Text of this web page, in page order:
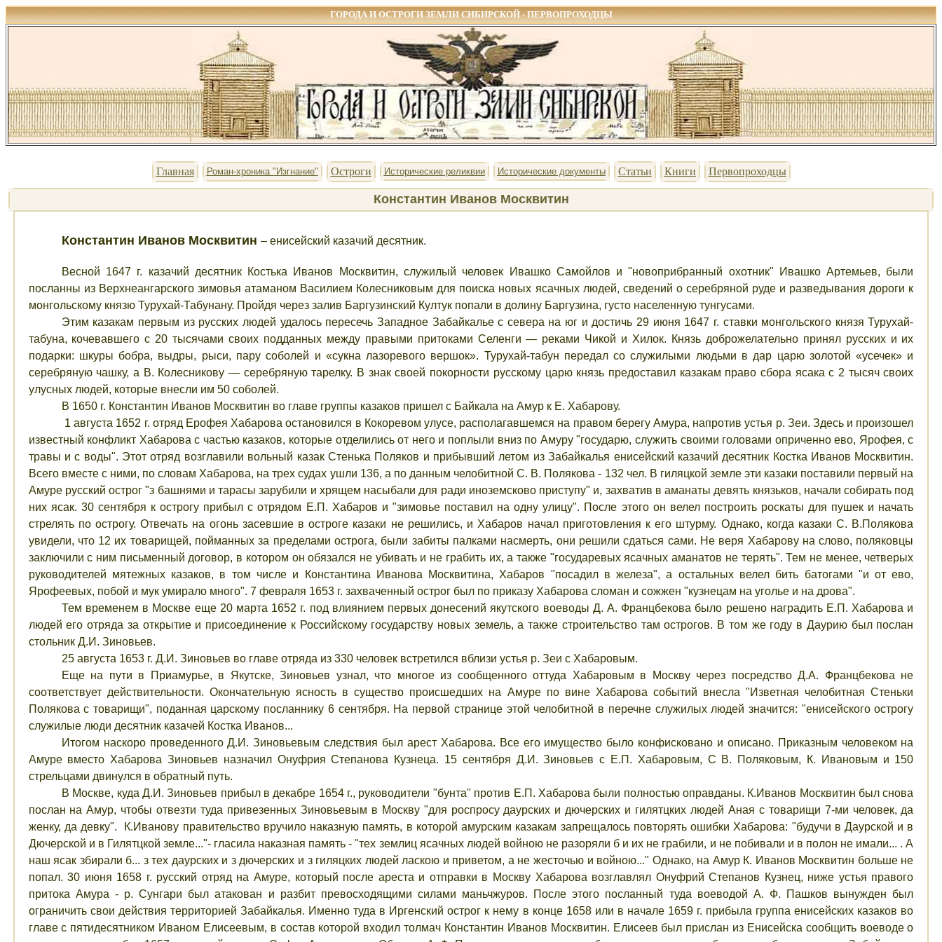
ГОРОДА И ОСТРОГИ ЗЕМЛИ СИБИРСКОЙ - ПЕРВОПРОХОДЦЫ
Главная Роман-хроника "Изгнание" Остроги Исторические реликвии Исторические документы Статьи Книги Первопроходцы
Константин Иванов Москвитин
Константин Иванов Москвитин – енисейский казачий десятник.
Весной 1647 г. казачий десятник Костька Иванов Москвитин, служилый человек Ивашко Самойлов и "новоприбранный охотник" Ивашко Артемьев, были
посланны из Верхнеангарского зимовья атаманом Василием Колесниковым для поиска новых ясачных людей, сведений о серебряной руде и разведывания дороги к
монгольскому князю Турухай-Табунану. Пройдя через залив Баргузинский Култук попали в долину Баргузина, густо населенную тунгусами.
Этим казакам первым из русских людей удалось пересечь Западное Забайкалье с севера на юг и достичь 29 июня 1647 г. ставки монгольского князя Турухай-
табуна, кочевавшего с 20 тысячами своих подданных между правыми притоками Селенги — реками Чикой и Хилок. Князь доброжелательно принял русских и их
подарки: шкуры бобра, выдры, рыси, пару соболей и «сукна лазоревого вершок». Турухай-табун передал со служилыми людьми в дар царю золотой «усечек» и
серебряную чашку, а В. Колесникову — серебряную тарелку. В знак своей покорности русскому царю князь предоставил казакам право сбора ясака с 2 тысяч своих
улусных людей, которые внесли им 50 соболей.
В 1650 г. Константин Иванов Москвитин во главе группы казаков пришел с Байкала на Амур к Е. Хабарову.
1 августа 1652 г. отряд Ерофея Хабарова остановился в Кокоревом улусе, располагавшемся на правом берегу Амура, напротив устья р. Зеи. Здесь и произошел
известный конфликт Хабарова с частью казаков, которые отделились от него и поплыли вниз по Амуру "государю, служить своими головами оприченно ево, Ярофея, с
травы и с воды". Этот отряд возглавили вольный казак Стенька Поляков и прибывший летом из Забайкалья енисейский казачий десятник Костка Иванов Москвитин.
Всего вместе с ними, по словам Хабарова, на трех судах ушли 136, а по данным челобитной С. В. Полякова - 132 чел. В гиляцкой земле эти казаки поставили первый на
Амуре русский острог "з башнями и тарасы зарубили и хрящем насыбали для ради иноземсково приступу" и, захватив в аманаты девять князьков, начали собирать под
них ясак. 30 сентября к острогу прибыл с отрядом Е.П. Хабаров и "зимовье поставил на одну улицу". После этого он велел построить роскаты для пушек и начать
стрелять по острогу. Отвечать на огонь засевшие в остроге казаки не решились, и Хабаров начал приготовления к его штурму. Однако, когда казаки С. В.Полякова
увидели, что 12 их товарищей, пойманных за пределами острога, были забиты палками насмерть, они решили сдаться сами. Не веря Хабарову на слово, поляковцы
заключили с ним письменный договор, в котором он обязался не убивать и не грабить их, а также "государевых ясачных аманатов не терять". Тем не менее, четверых
руководителей мятежных казаков, в том числе и Константина Иванова Москвитина, Хабаров "посадил в железа", а остальных велел бить батогами "и от ево,
Ярофеевых, побой и мук умирало много". 7 февраля 1653 г. захваченный острог был по приказу Хабарова сломан и сожжен "кузнецам на уголье и на дрова".
Тем временем в Москве еще 20 марта 1652 г. под влиянием первых донесений якутского воеводы Д. А. Францбекова было решено наградить Е.П. Хабарова и
людей его отряда за открытие и присоединение к Российскому государству новых земель, а также строительство там острогов. В том же году в Даурию был послан
стольник Д.И. Зиновьев.
25 августа 1653 г. Д.И. Зиновьев во главе отряда из 330 человек встретился вблизи устья р. Зеи с Хабаровым.
Еще на пути в Приамурье, в Якутске, Зиновьев узнал, что многое из сообщенного оттуда Хабаровым в Москву через посредство Д.А. Францбекова не
соответствует действительности. Окончательную ясность в существо происшедших на Амуре по вине Хабарова событий внесла "Изветная челобитная Стеньки
Полякова с товарищи", поданная царскому посланнику 6 сентября. На первой странице этой челобитной в перечне служилых людей значится: "енисейского острогу
служилые люди десятник казачей Костка Иванов...
Итогом наскоро проведенного Д.И. Зиновьевым следствия был арест Хабарова. Все его имущество было конфисковано и описано. Приказным человеком на
Амуре вместо Хабарова Зиновьев назначил Онуфрия Степанова Кузнеца. 15 сентября Д.И. Зиновьев с Е.П. Хабаровым, С В. Поляковым, К. Ивановым и 150
стрельцами двинулся в обратный путь.
В Москве, куда Д.И. Зиновьев прибыл в декабре 1654 г., руководители "бунта" против Е.П. Хабарова были полностью оправданы. К.Иванов Москвитин был снова
послан на Амур, чтобы отвезти туда привезенных Зиновьевым в Москву "для роспросу даурских и дючерских и гилятцких людей Аная с товарищи 7-ми человек, да
женку, да девку". К.Иванову правительство вручило наказную память, в которой амурским казакам запрещалось повторять ошибки Хабарова: "будучи в Даурской и в
Дючерской и в Гилятцкой земле..."- гласила наказная память - "тех землиц ясачных людей войною не разоряли б и их не грабили, и не побивали и в полон не имали... . А
наш ясак збирали б... з тех даурских и з дючерских и з гиляцких людей ласкою и приветом, а не жесточью и войною..." Однако, на Амур К. Иванов Москвитин больше не
попал. 30 июня 1658 г. русский отряд на Амуре, который после ареста и отправки в Москву Хабарова возглавлял Онуфрий Степанов Кузнец, ниже устья правого
притока Амура - р. Сунгари был атакован и разбит превосходящими силами маньчжуров. После этого посланный туда воеводой А. Ф. Пашков вынужден был
ограничить свои действия территорией Забайкалья. Именно туда в Иргенский острог к нему в конце 1658 или в начале 1659 г. прибыла группа енисейских казаков во
главе с пятидесятником Иваном Елисеевым, в состав которой входил толмач Константин Иванов Москвитин. Елисеев был прислан из Енисейска сообщить воеводе о